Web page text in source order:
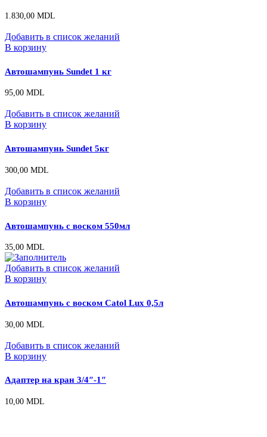
1.830,00 MDL
Добавить в список желаний
В корзину
Автошампунь Sundet 1 кг
95,00 MDL
Добавить в список желаний
В корзину
Автошампунь Sundet 5кг
300,00 MDL
Добавить в список желаний
В корзину
Автошампунь с воском 550мл
35,00 MDL
Добавить в список желаний
В корзину
Автошампунь с воском Catol Lux 0,5л
30,00 MDL
Добавить в список желаний
В корзину
Адаптер на кран 3/4″-1″
10,00 MDL